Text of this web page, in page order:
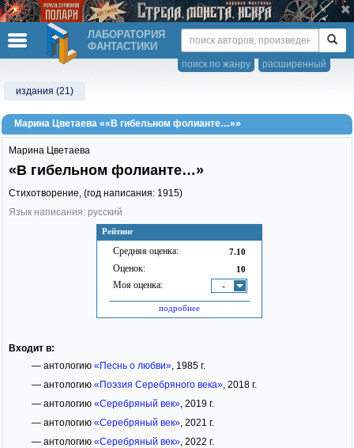
ЛАБОРАТОРИЯ
ФАНТАСТИКИ
расширенный
поиск по жанру
издания (21)
Марина Цветаева ««В гибельном фолианте…»»
Рейтинг
Средняя оценка: 7.10
Оценок: 10
Моя оценка: -
подробнее
Марина Цветаева
«В гибельном фолианте…»
Стихотворение, (год написания: 1915)
Язык написания: русский
Входит в:
— антологию «Песнь о любви», 1985 г.
— антологию «Поэзия Серебряного века», 2018 г.
— антологию «Серебряный век», 2019 г.
— антологию «Серебряный век», 2021 г.
— антологию «Серебряный век», 2022 г.